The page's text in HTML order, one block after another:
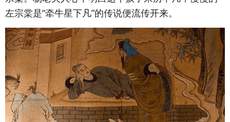
左宗棠是“牵牛星下凡”的传说便流传开来。